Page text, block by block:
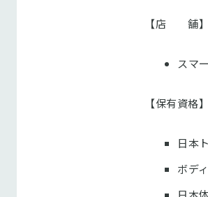
【店 舗】
スマ
【保有資格】
日本
ボデ